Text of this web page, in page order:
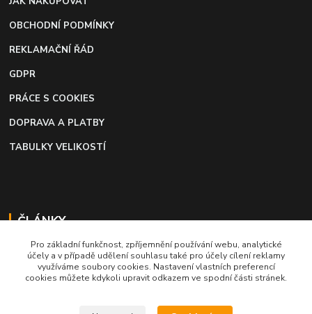
OBCHODNÍ PODMÍNKY
REKLAMAČNÍ ŘÁD
GDPR
PRÁCE S COOKIES
DOPRAVA A PLATBY
TABULKY VELIKOSTÍ
ČLÁNKY
Profi lepidlo na boty a kůži
Moto káva, nejlepší palivo pro motorkáře
Pro základní funkčnost, zpříjemnění používání webu, analytické
účely a v případě udělení souhlasu také pro účely cílení reklamy
využíváme soubory cookies. Nastavení vlastních preferencí
cookies můžete kdykoli upravit odkazem ve spodní části stránek.